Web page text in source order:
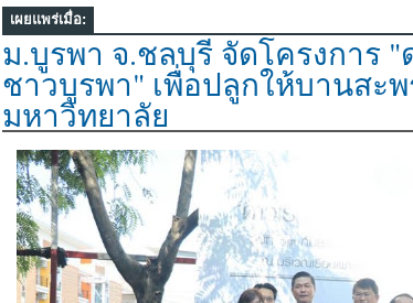
เผยแพร่เมื่อ:
ม.บูรพา จ.ชลบุรี จัดโครงการ
ชาวบูรพา" เพื่อปลูกให้บานสะ
มหาวิทยาลัย